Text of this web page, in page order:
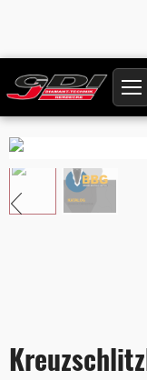
Startseite Produkte